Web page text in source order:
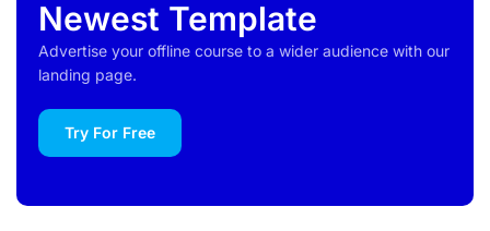
Newest Template
Advertise your offline course to a wider audience with our
landing page.
Try For Free